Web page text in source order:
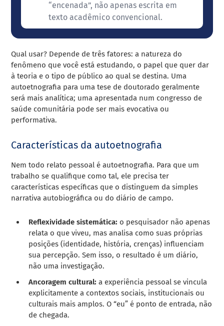
“encenada”, não apenas escrita em
texto acadêmico convencional.
Qual usar? Depende de três fatores: a natureza do
fenômeno que você está estudando, o papel que quer dar
à teoria e o tipo de público ao qual se destina. Uma
autoetnografia para uma tese de doutorado geralmente
será mais analítica; uma apresentada num congresso de
saúde comunitária pode ser mais evocativa ou
performativa.
Características da autoetnografia
Nem todo relato pessoal é autoetnografia. Para que um
trabalho se qualifique como tal, ele precisa ter
características específicas que o distinguem da simples
narrativa autobiográfica ou do diário de campo.
Reflexividade sistemática: o pesquisador não apenas
relata o que viveu, mas analisa como suas próprias
posições (identidade, história, crenças) influenciam
sua percepção. Sem isso, o resultado é um diário,
não uma investigação.
Ancoragem cultural: a experiência pessoal se vincula
explicitamente a contextos sociais, institucionais ou
culturais mais amplos. O “eu” é ponto de entrada, não
de chegada.